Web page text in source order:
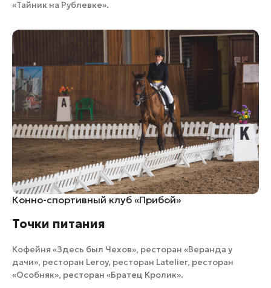
«Тайник на Рублевке».
Конно-спортивный клуб «Прибой»
Точки питания
Кофейня «Здесь был Чехов», ресторан «Веранда у
дачи», ресторан Leroy, ресторан Latelier, ресторан
«Особняк», ресторан «Братец Кролик».